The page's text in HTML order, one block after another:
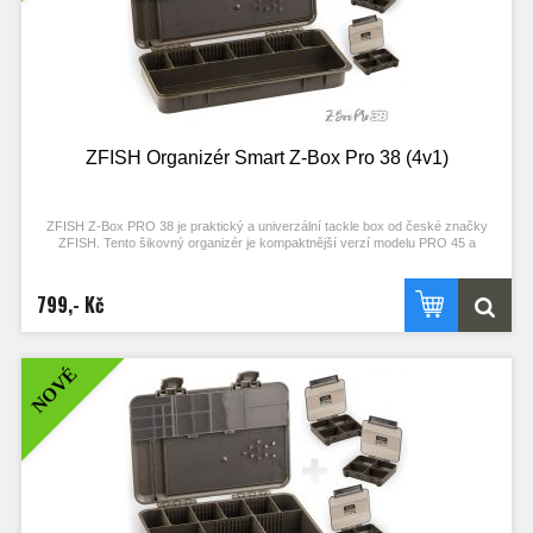
panty
Moderní a čistý design v kombinaci s kvalitními materiály a komponenty
v temně olivově zeleném provedení
Celkové rozměry: 102 x 80 x 24 mm
ZFISH Organizér Smart Z-Box Pro 38 (4v1)
ZFISH Z-Box PRO 38 je praktický a univerzální tackle box od české značky
ZFISH. Tento šikovný organizér je kompaktnější verzí modelu PRO 45 a
přepážkám. Bezpečné uzavření a nechtěné otevření zajišťují dva bytelné
aretační klipy. Víko organizéru je opatřeno robustními, uzavíratelnými
přihrádkami a dále nabízí kompletní zásobník na návazce s hrazdou pro háčky,
integrovaná děrovaná lišta pro zavěšení hotových montáží umístěná na jedné z
kratších stran spodní části boxu. Celkové rozměry boxu jsou 350 x165 cm s
hloubkou 50 mm, takže spolehlivě pojme drobnou bižuterii včetně pomůcek pro
samotné vázání návazců a montáží, jako jsou nůžky, kleště, jehly, utahovače
uzlů apod. Nadstandartní výbavou tohoto pořadače jsou další 3 menší
samostatné krabičky o velikosti 102 x 80 x 24 mm s 4, 6 a 8-mi přihrádkami.
Jednoduchý a čistý design se zkosenými a oblými hranami nejen skvěle vypadá,
ale díky oblým tvarům je i samotná manipulace mnohem příjemnější. Celkově
výborný dojem už jen podtrhují odolné materiály, jednotlivé komponenty ve velmi
elegantním, temně olivově zeleném provedení. Tento organizér využijete při
většině rybolovných technik, především však při kaprařině a feederu.
799,- Kč
NOVÉ